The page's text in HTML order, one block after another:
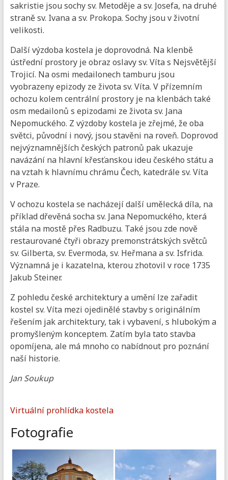
sakristie jsou sochy sv. Metoděje a sv. Josefa, na druhé
straně sv. Ivana a sv. Prokopa. Sochy jsou v životní
velikosti.
Další výzdoba kostela je doprovodná. Na klenbě
ústřední prostory je obraz oslavy sv. Víta s Nejsvětější
Trojicí. Na osmi medailonech tamburu jsou
vyobrazeny epizody ze života sv. Víta. V přízemním
ochozu kolem centrální prostory je na klenbách také
osm medailonů s epizodami ze života sv. Jana
Nepomuckého. Z výzdoby kostela je zřejmé, že oba
světci, původní i nový, jsou stavěni na roveň. Doprovod
nejvýznamnějších českých patronů pak ukazuje
navázání na hlavní křesťanskou ideu českého státu a
na vztah k hlavnímu chrámu Čech, katedrále sv. Víta
v Praze.
V ochozu kostela se nacházejí další umělecká díla, na
příklad dřevěná socha sv. Jana Nepomuckého, která
stála na mostě přes Radbuzu. Také jsou zde nově
restaurované čtyři obrazy premonstrátských světců
sv. Gilberta, sv. Evermoda, sv. Heřmana a sv. Isfrida.
Významná je i kazatelna, kterou zhotovil v roce 1735
Jakub Steiner.
Z pohledu české architektury a umění lze zařadit
kostel sv. Víta mezi ojedinělé stavby s originálním
řešením jak architektury, tak i vybavení, s hlubokým a
promyšleným konceptem. Zatím byla tato stavba
opomíjena, ale má mnoho co nabídnout pro poznání
naší historie.
Jan Soukup
Virtuální prohlídka kostela
Fotografie